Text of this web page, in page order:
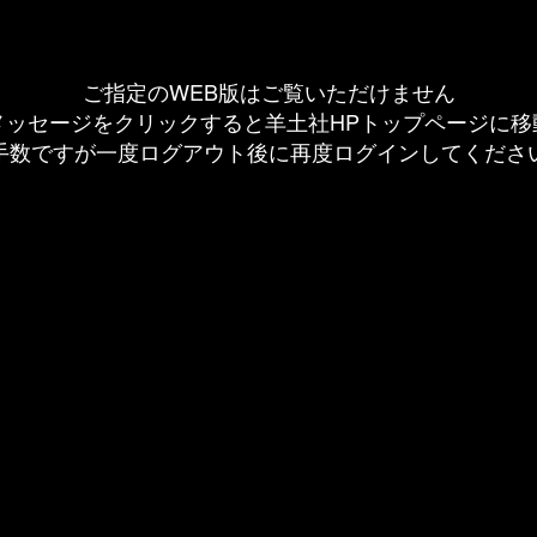
ご指定のWEB版はご覧いただけません
セージをクリックすると羊土社HPトップページに移
数ですが一度ログアウト後に再度ログインしてくださ